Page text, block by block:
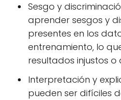
Sesgo y
aprender sesgos y
presentes en los
entrenamiento, lo
resultados injustos o
Interpretación y
pueden ser difíciles